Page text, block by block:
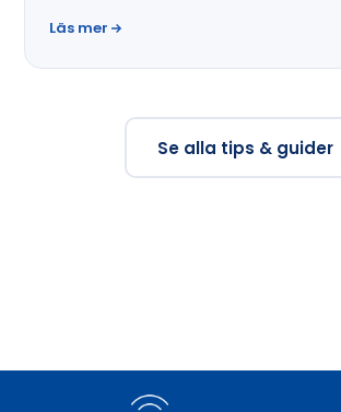
Läs mer
Se alla tips & guider